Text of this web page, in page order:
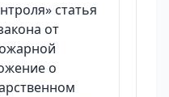
статья
от
о